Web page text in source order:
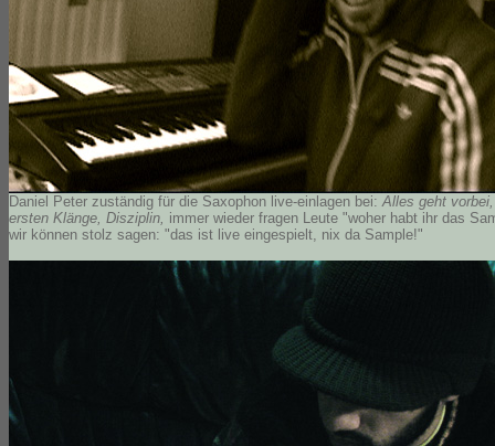
Daniel Peter zuständig für die Saxophon live-einlagen bei:Alles geht
ersten Klänge, Disziplin, immer wieder fragen Leute "woher habt ihr das
wir können stolz sagen: "das ist live eingespielt, nix da Sample!"